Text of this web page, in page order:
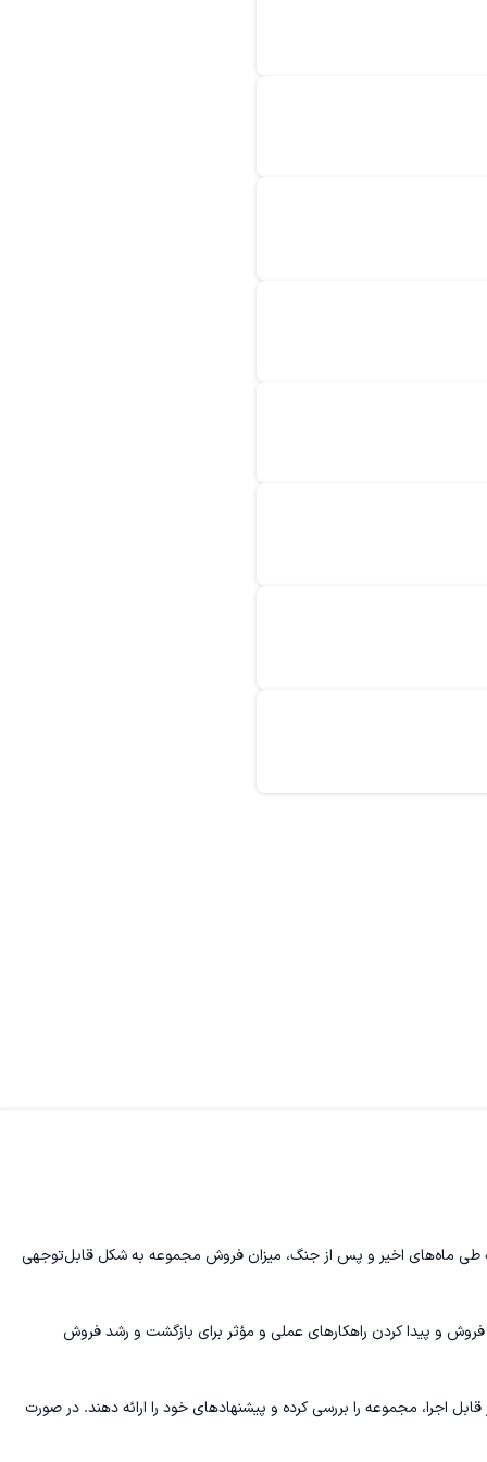
وب‌سایت فعال در اختیار داریم. متأسفانه طی ماه‌های اخیر و پس از جنگ، میزان فروش مجموعه به شکل قابل‌توجهی
و پیدا کردن راهکارهای عملی و مؤثر برای بازگشت و رشد فروش
اجرا، مجموعه را بررسی کرده و پیشنهادهای خود را ارائه دهند. در صورت